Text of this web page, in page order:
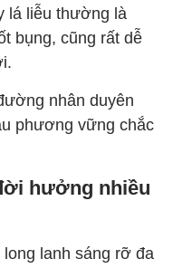
lá liễu thường là
bụng, cũng rất dễ
nhân duyên
phương vững chắc
hưởng nhiều
lanh sáng rỡ đa